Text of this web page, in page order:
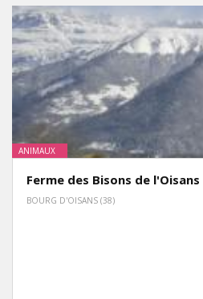
ANIMAUX
Ferme des Bisons de l'Oisans
BOURG D'OISANS (38)